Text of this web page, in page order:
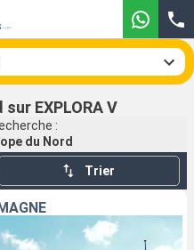
Compagnies
EXPLORA V
:
du Nord
Trier